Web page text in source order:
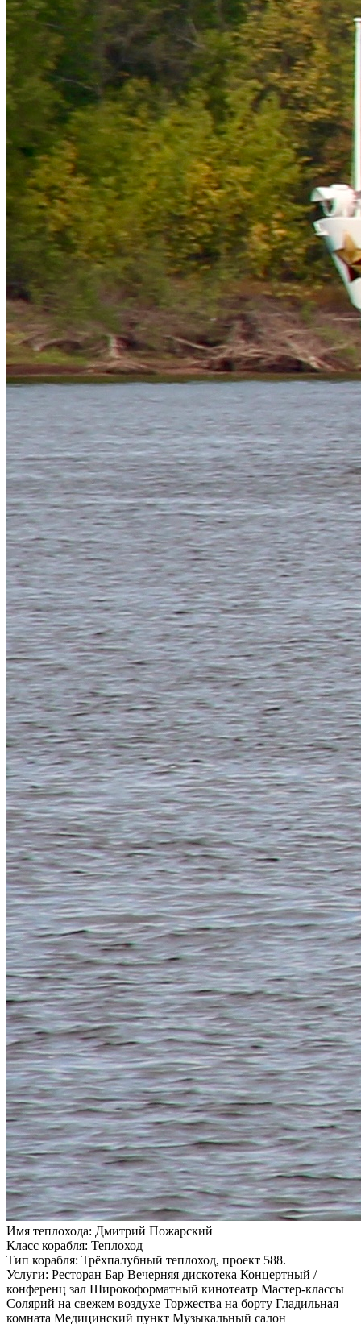
Имя теплохода: Дмитрий Пожарский
Класс корабля: Теплоход
Тип корабля: Трёхпалубный теплоход, проект 588.
Услуги: Ресторан Бар Вечерняя дискотека Концертный /
конференц зал Широкоформатный кинотеатр Мастер-классы
Солярий на свежем воздухе Торжества на борту Гладильная
комната Медицинский пункт Музыкальный салон